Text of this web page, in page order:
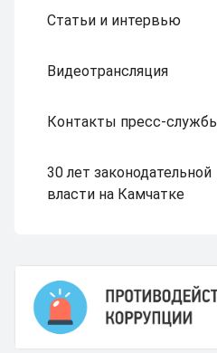
Статьи и интервью
Видеотрансляция
Контакты пресс-
30 лет законодательной
власти на Камчатке